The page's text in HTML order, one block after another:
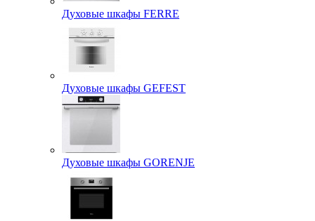
Духовые шкафы FERRE
Духовые шкафы GEFEST
Духовые шкафы GORENJE